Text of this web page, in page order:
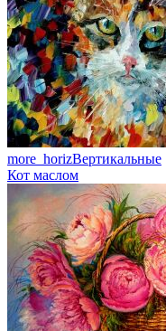
more_horizВертикальные
Кот маслом